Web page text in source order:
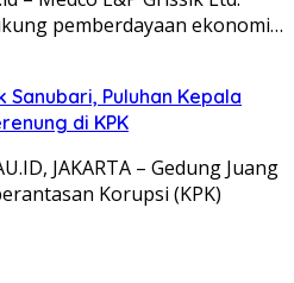
pemberdayaan ekonomi…
Puluhan Kepala
di KPK
JAKARTA – Gedung Juang
Korupsi (KPK)